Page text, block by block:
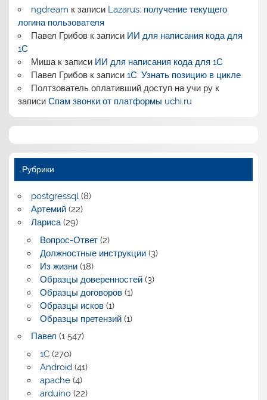
ngdream к записи Lazarus: получение текущего
логина пользователя
Павел Грибовк записи ИИ для написания кода для
1С
Мишак записи ИИ для написания кода для 1С
Павел Грибовк записи 1С: Узнать позицию в цикле
Полтзователь оплативший доступ на учи рук
записиСпам звонки от платформы uchi.ru
Рубрики
postgressql(8)
Артемий(22)
Лариса(29)
Вопрос-Ответ(2)
Должностные инструкции(3)
Из жизни(18)
Образцы доверенностей(3)
Образцы договоров(1)
Образцы исков(1)
Образцы претензий(1)
Павел (1 547)
1C(270)
Android(41)
apache(4)
arduino(22)